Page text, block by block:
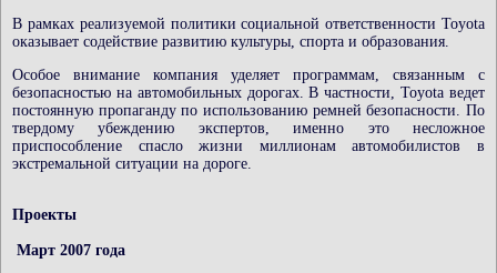
В рамках реализуемой политики социальной ответственности Toyota
оказывает содействие развитию культуры, спорта и образования.
Особое внимание компания уделяет программам, связанным с
безопасностью на автомобильных дорогах. В частности, Toyota ведет
постоянную пропаганду по использованию ремней безопасности. По
твердому убеждению экспертов, именно это несложное
приспособление спасло жизни миллионам автомобилистов в
экстремальной ситуации на дороге.
Проекты
Март 2007 года